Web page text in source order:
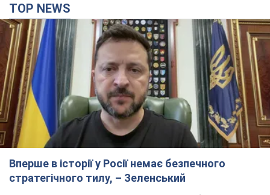
TOP NEWS
Вперше в історії у Росії немає безпечного
стратегічного тилу, – Зеленський